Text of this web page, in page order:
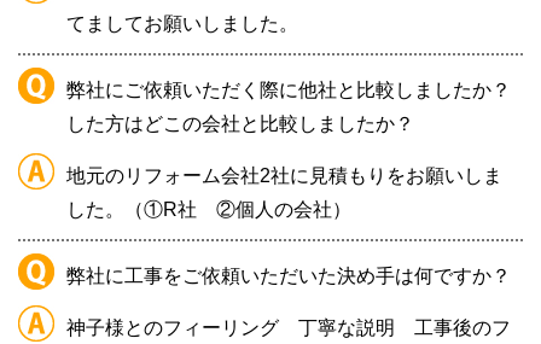
てましてお願いしました。
弊社にご依頼いただく際に他社と比較しましたか？
した方はどこの会社と比較しましたか？
地元のリフォーム会社2社に見積もり をお願いしま
した。（①R社 ②個人の会社）
弊社に工事をご依頼いただいた決め手は何ですか？
神子様とのフィーリング 丁寧な説明
工事後のフ